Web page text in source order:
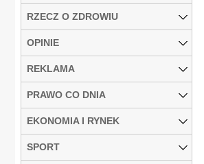
RZECZ O ZDROWIU
OPINIE
REKLAMA
PRAWO CO DNIA
EKONOMIA I RYNEK
SPORT